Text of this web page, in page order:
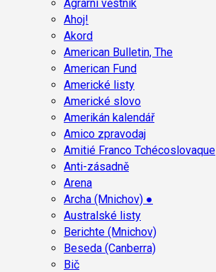
Agrární věstník
Ahoj!
Akord
American Bulletin, The
American Fund
Americké listy
Americké slovo
Amerikán kalendář
Amico zpravodaj
Amitié Franco Tchécoslovaque
Anti-zásadně
Arena
Archa (Mnichov) ●
Australské listy
Berichte (Mnichov)
Beseda (Canberra)
Bič